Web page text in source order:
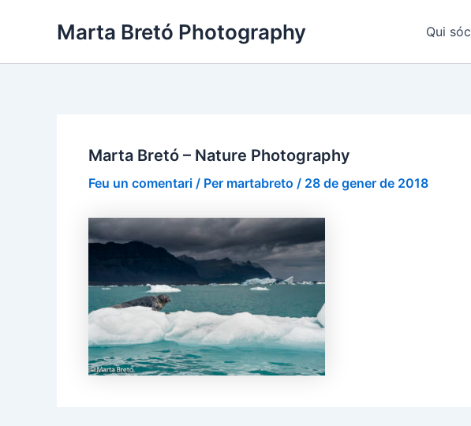
Marta Bretó Photography Qui sóc
Marta Bretó – Nature Photography
Feu un comentari / Per martabreto / 28 de gener de 2018
d'entrades